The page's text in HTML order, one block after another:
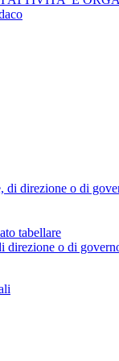
di direzione o di
tabellare
direzione o di